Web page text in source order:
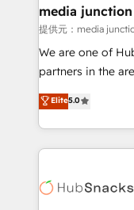
Mexico, USA,
hundred successful
rooted in
training,
inbound
understanding,
competitive
media junction
提供元：media
We are one of
partners in the
design &
implementations
companies. We are woman-owned, powered by
coffee, and we ❤️ dogs. We produce
Impact Award
Elite5.0